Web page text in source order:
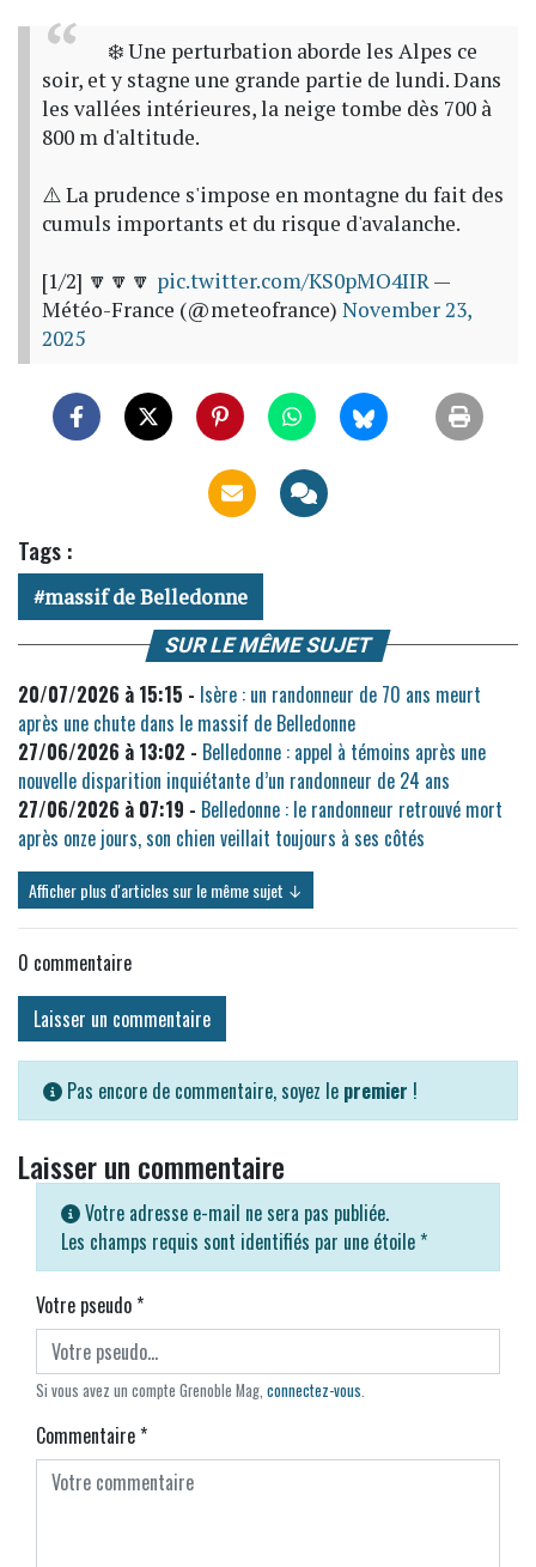
❄️ Une perturbation aborde les Alpes ce
soir, et y stagne une grande partie de lundi. Dans
les vallées intérieures, la neige tombe dès 700 à
800 m d'altitude.
⚠️ La prudence s'impose en montagne du fait des
cumuls importants et du risque d'avalanche.
[1/2] 🔽🔽🔽 pic.twitter.com/KS0pMO4IIR—
Météo-France (@meteofrance) November 23,
2025
Tags :
massif de Belledonne
SUR LE MÊME SUJET
20/07/2026 à 15:15 - Isère : un randonneur de 70 ans meurt
après une chute dans le massif de Belledonne
27/06/2026 à 13:02 - Belledonne : appel à témoins après une
nouvelle disparition inquiétante d’un randonneur de 24 ans
27/06/2026 à 07:19 - Belledonne : le randonneur retrouvé mort
après onze jours, son chien veillait toujours à ses côtés
Afficher plus d'articles sur le même sujet ↓
0 commentaire
Laisser un commentaire
Pas encore de commentaire, soyez le premier !
Laisser un commentaire
Votre adresse e-mail ne sera pas publiée.
Les champs requis sont identifiés par une étoile *
Votre pseudo*
Si vous avez un compte Grenoble Mag, connectez-vous
Commentaire*